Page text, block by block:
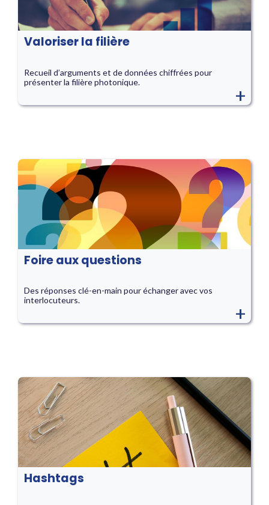
Valoriser la filière
Recueil d’arguments et de données chiffrées pour
présenter la filière photonique.
+
Foire aux questions
Des réponses clé-en-main pour échanger avec vos
interlocuteurs.
+
Hashtags